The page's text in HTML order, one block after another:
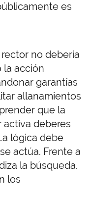
es
no debería
la acción
garantías
allanamientos
que la
activa deberes
lógica debe
actúa. Frente a
la búsqueda.
los